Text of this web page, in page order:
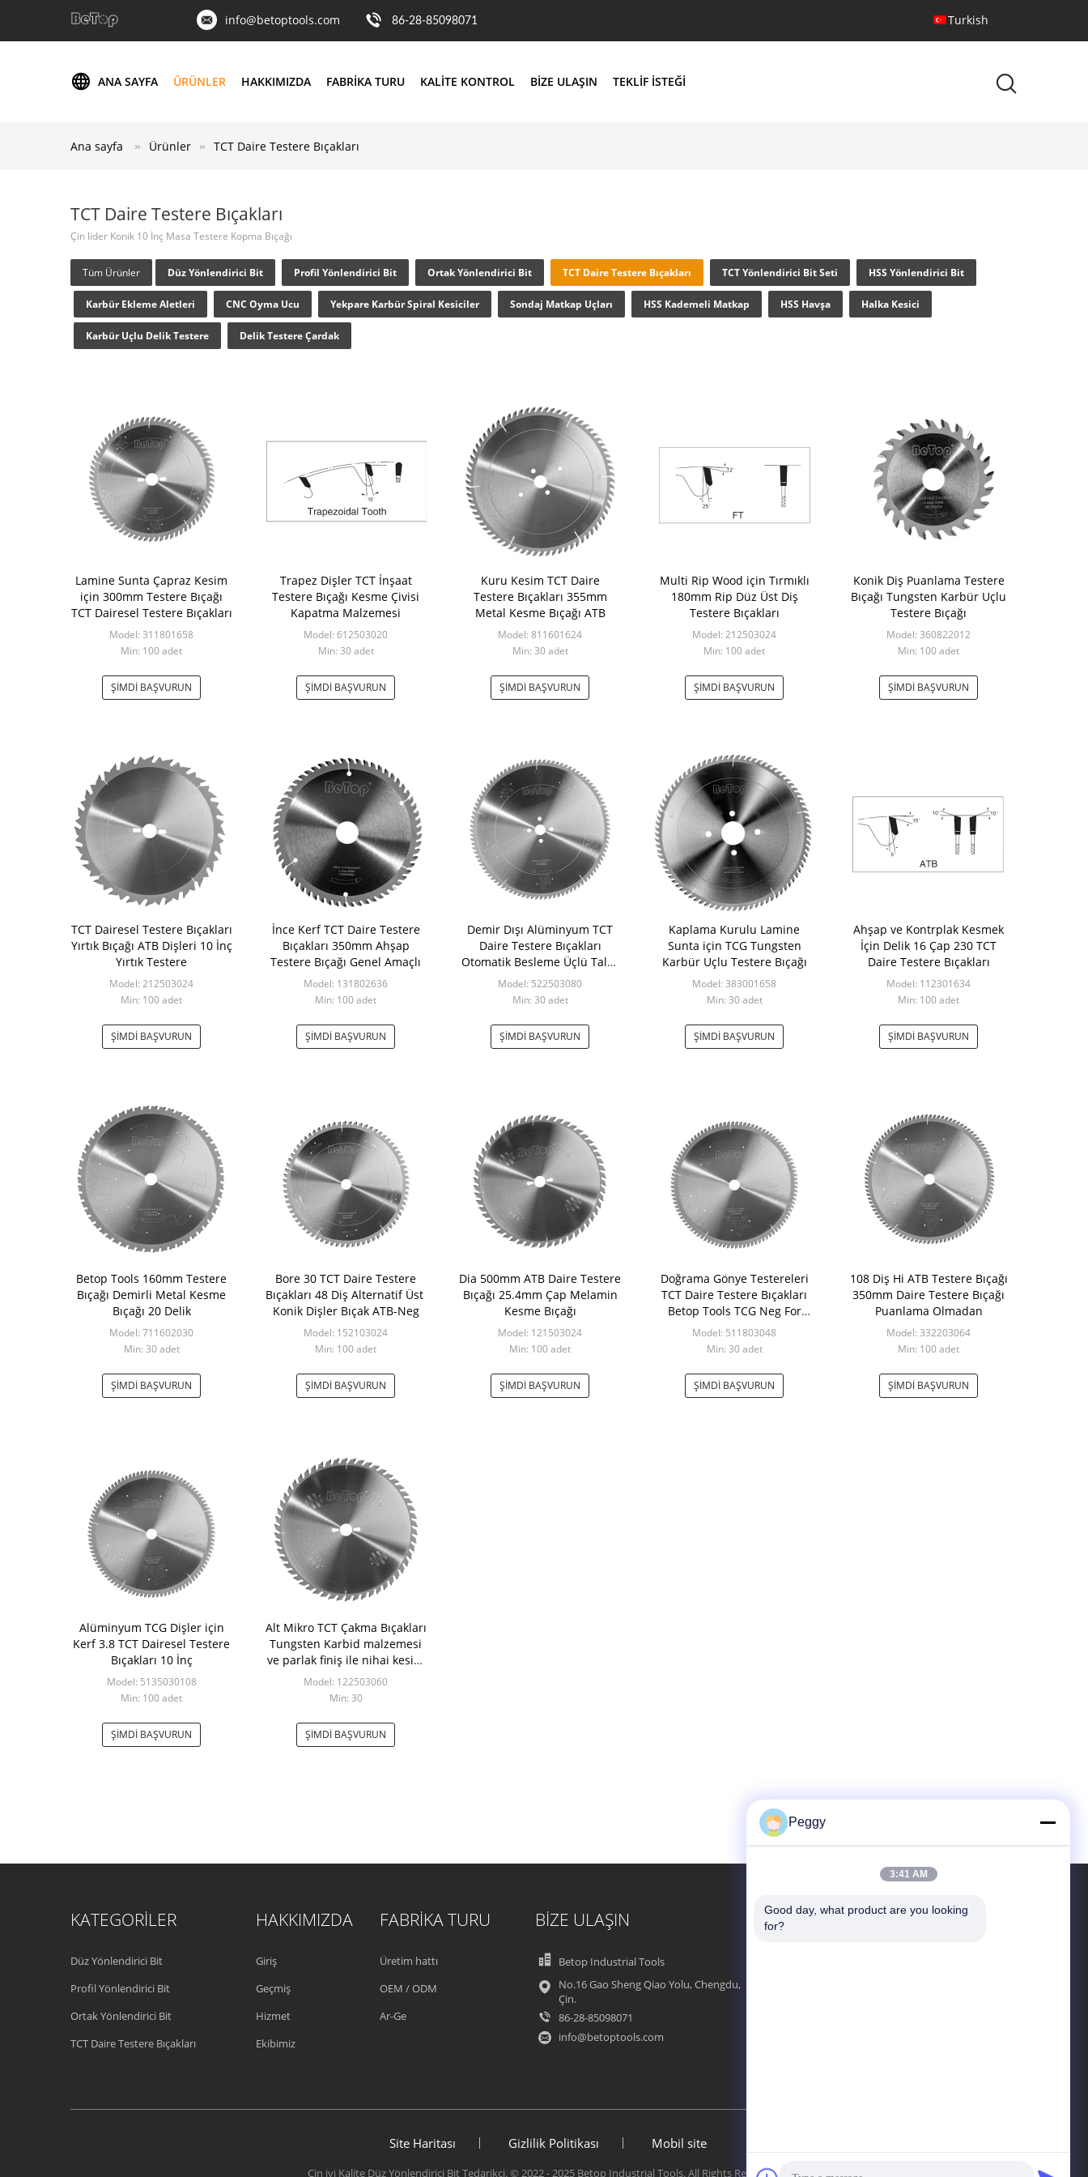
info@betoptools.com 86-28-85098071 Turkish
ANA SAYFA ÜRÜNLER HAKKIMIZDA FABRIKA TURU KALITE KONTROL BIZE ULAŞIN TEKLIF ISTEĞI
Ana sayfa Ürünler TCT Daire Testere Bıçakları
TCT Daire Testere Bıçakları
Çin lider Konik 10 İnç Masa Testere Kopma Bıçağı
Tüm Ürünler Düz Yönlendirici Bit Profil Yönlendirici Bit Ortak Yönlendirici Bit TCT Daire Testere Bıçakları TCT Yönlendirici Bit Seti HSS Yönlendirici Bit
Karbür Ekleme Aletleri CNC Oyma Ucu Yekpare Karbür Spiral Kesiciler Sondaj Matkap Uçları HSS Kademeli Matkap HSS Havşa Halka Kesici
Karbür Uçlu Delik Testere Delik Testere Çardak
Lamine Sunta Çapraz Kesim
için 300mm Testere Bıçağı
TCT Dairesel Testere Bıçakları
Model: 311801658
Min: 100 adet
ŞIMDI BAŞVURUN
Trapez Dişler TCT İnşaat
Testere Bıçağı Kesme Çivisi
Kapatma Malzemesi
Model: 612503020
Min: 30 adet
ŞIMDI BAŞVURUN
Kuru Kesim TCT Daire
Testere Bıçakları 355mm
Metal Kesme Bıçağı ATB
Model: 811601624
Min: 30 adet
ŞIMDI BAŞVURUN
Multi Rip Wood için Tırmıklı
180mm Rip Düz Üst Diş
Testere Bıçakları
Model: 212503024
Min: 100 adet
ŞIMDI BAŞVURUN
Konik Diş Puanlama Testere
Bıçağı Tungsten Karbür Uçlu
Testere Bıçağı
Model: 360822012
Min: 100 adet
ŞIMDI BAŞVURUN
TCT Dairesel Testere Bıçakları
Yırtık Bıçağı ATB Dişleri 10 İnç
Yırtık Testere
Model: 212503024
Min: 100 adet
ŞIMDI BAŞVURUN
İnce Kerf TCT Daire Testere
Bıçakları 350mm Ahşap
Testere Bıçağı Genel Amaçlı
Model: 131802636
Min: 100 adet
ŞIMDI BAŞVURUN
Demir Dışı Alüminyum TCT
Daire Testere Bıçakları
Otomatik Besleme Üçlü Talaş
Öğütme Pos
Model: 522503080
Min: 30 adet
ŞIMDI BAŞVURUN
Kaplama Kurulu Lamine
Sunta için TCG Tungsten
Karbür Uçlu Testere Bıçağı
Model: 383001658
Min: 30 adet
ŞIMDI BAŞVURUN
Ahşap ve Kontrplak Kesmek
İçin Delik 16 Çap 230 TCT
Daire Testere Bıçakları
Model: 112301634
Min: 100 adet
ŞIMDI BAŞVURUN
Betop Tools 160mm Testere
Bıçağı Demirli Metal Kesme
Bıçağı 20 Delik
Model: 711602030
Min: 30 adet
ŞIMDI BAŞVURUN
Bore 30 TCT Daire Testere
Bıçakları 48 Diş Alternatif Üst ​​
Konik Dişler Bıçak ATB-Neg
Model: 152103024
Min: 100 adet
ŞIMDI BAŞVURUN
Dia 500mm ATB Daire Testere
Bıçağı 25.4mm Çap Melamin
Kesme Bıçağı
Model: 121503024
Min: 100 adet
ŞIMDI BAŞVURUN
Doğrama Gönye Testereleri
TCT Daire Testere Bıçakları
Betop Tools TCG Neg For
Demir Dışı Metaller
Model: 511803048
Min: 30 adet
ŞIMDI BAŞVURUN
108 Diş Hi ATB Testere Bıçağı
350mm Daire Testere Bıçağı
Puanlama Olmadan
Model: 332203064
Min: 100 adet
ŞIMDI BAŞVURUN
Alüminyum TCG Dişler için
Kerf 3.8 TCT Dairesel Testere
Bıçakları 10 İnç
Model: 5135030108
Min: 100 adet
ŞIMDI BAŞVURUN
Alt Mikro TCT Çakma Bıçakları
Tungsten Karbid malzemesi
ve parlak finiş ile nihai kesim
çözümü
Model: 122503060
Min: 30
ŞIMDI BAŞVURUN
KATEGORILER
Düz Yönlendirici Bit
Profil Yönlendirici Bit
Ortak Yönlendirici Bit
TCT Daire Testere Bıçakları
HAKKIMIZDA
Giriş
Geçmiş
Hizmet
Ekibimiz
FABRIKA TURU
Üretim hattı
OEM / ODM
Ar-Ge
BIZE ULAŞIN
Betop Industrial Tools
No.16 Gao Sheng Qiao Yolu, Chengdu,
Çin.
86-28-85098071
info@betoptools.com
BIZI BULUN
Site Haritası Gizlilik Politikası Mobil site
Çin iyi Kalite Düz Yönlendirici Bit Tedarikçi. © 2022 - 2025 Betop Industrial Tools. All Rights Reserved.
Peggy
3:41 AM
Good day, what product are you looking
for?